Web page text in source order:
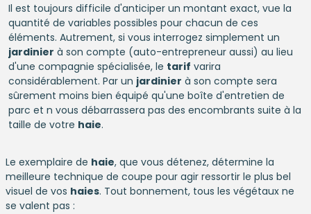
Il est toujours difficile d'anticiper un montant exact, vue la
quantité de variables possibles pour chacun de ces
éléments. Autrement, si vous interrogez simplement un
jardinier à son compte (auto-entrepreneur aussi) au lieu
d'une compagnie spécialisée, le tarif varira
considérablement. Par un jardinier à son compte sera
sûrement moins bien équipé qu'une boîte d'entretien de
parc et n vous débarrassera pas des encombrants suite à la
taille de votre haie.
Le exemplaire de haie, que vous détenez, détermine la
meilleure technique de coupe pour agir ressortir le plus bel
visuel de vos haies. Tout bonnement, tous les végétaux ne
se valent pas :